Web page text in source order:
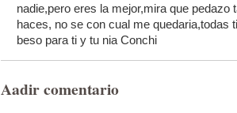
nadie,pero eres la mejor,mira que pedazo
haces, no se con cual me quedaria,todas
beso para ti y tu nia Conchi
Aadir comentario